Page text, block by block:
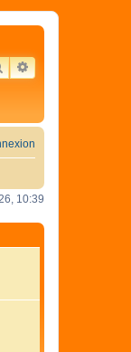
RECHERCHER
RECHERCHE
10:39